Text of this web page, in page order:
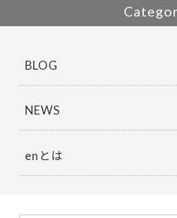
BLOG
NEWS
enとは